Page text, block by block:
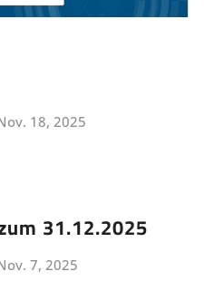
18, 2025
31.12.2025
7, 2025